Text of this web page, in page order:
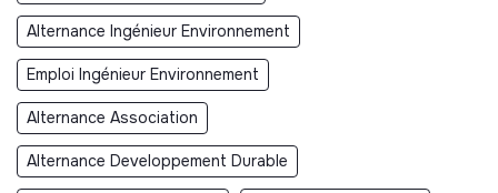
Alternance Ingénieur Environnement
Emploi Ingénieur Environnement
Alternance Association
Alternance Developpement Durable